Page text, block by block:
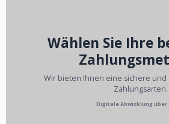
Wählen Sie Ihre
Wir bieten Ihnen eine sichere und
Zahlungsarten.
Digitale Abwicklung über